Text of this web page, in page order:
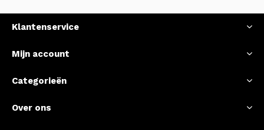
Klantenservice
Mijn account
Categorieën
Over ons